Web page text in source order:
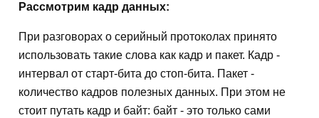
Рассмотрим кадр данных:
При разговорах о серийный протоколах принято
использовать такие слова как кадр и пакет. Кадр -
интервал от старт-бита до стоп-бита. Пакет -
количество кадров полезных данных. При этом не
стоит путать кадр и байт: байт - это только сами